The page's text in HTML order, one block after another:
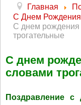
Главная
С Днем Рождения
С днем рождения
трогательные
С днем
словами
Поздравление с